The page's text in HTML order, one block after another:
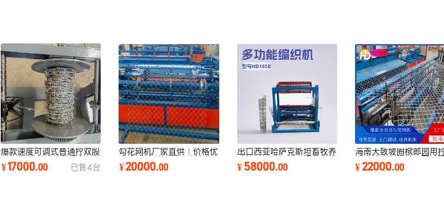
爆款速度可调式普通拧双股
刺绳机 带刺铁蒺藜设备 正
反拧绳刺丝机
¥17000.00 已售4台
勾花网机厂家直供｜价格优
惠 免费安装调试｜支持非
标生产
¥20000.00
出口西亚哈萨克斯坦畜牧养
殖拧丝铁丝网机器设备牛栏
网围栏网机
¥58000.00
海南大致坡圈槟郎园用
折弯边热镀锌铁网圈地
钢丝网机器
¥22000.00